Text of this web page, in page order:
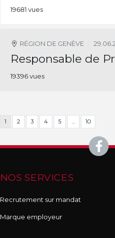
19681 vues
RÉGION DE GENÈVE
Responsable de
19396 vues
1 2 3 4 5 … 10
NOS SERVICES
Recrutement sur mandat
Marque employeur